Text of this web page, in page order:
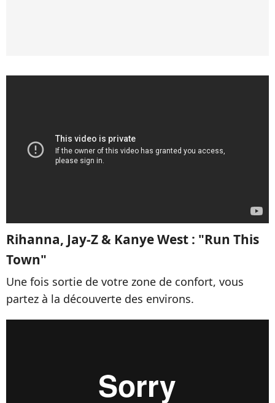
Rihanna, Jay-Z & Kanye West : "Run This
Town"
Une fois sortie de votre zone de confort, vous
partez à la découverte des environs.